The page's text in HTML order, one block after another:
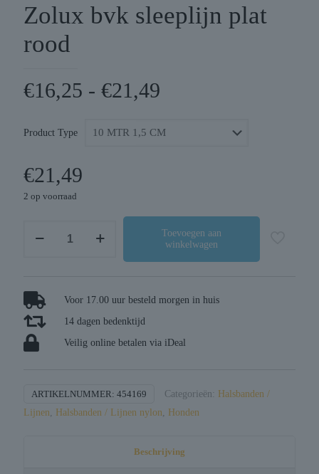
Zolux bvk sleeplijn plat
rood
€16,25 - €21,49
tot
Product Type
€21,49
2 op voorraad
rood
aantal
Toevoegen aan
winkelwagen
Voor 17.00 uur besteld morgen in huis
14 dagen bedenktijd
Veilig online betalen via iDeal
ARTIKELNUMMER: 454169 Categorieën:
Halsbanden /
Lijnen
Halsbanden / Lijnen nylon Honden
Beschrijving